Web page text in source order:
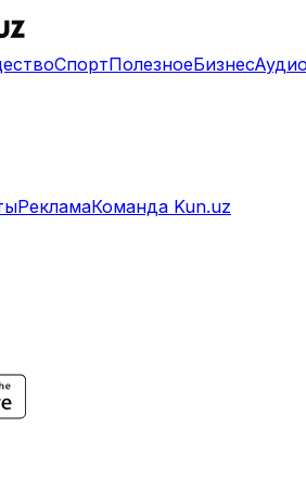
СпортПолезноеБизнес
РекламаКоманда Kun.uz